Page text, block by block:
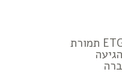
הראל רכשה 5% מ-ETGA תמורת